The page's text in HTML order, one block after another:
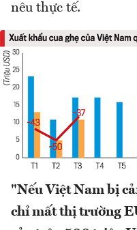
nêu thực tế.
"Nếu Việt Nam bị
chỉ mất thị trường